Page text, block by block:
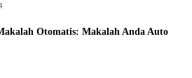
Otomatis: Makalah Anda Auto